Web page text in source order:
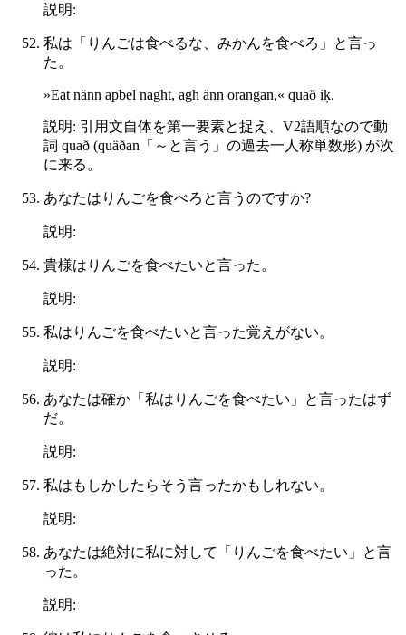
説明:
私は「りんごは食べるな、みかんを食べろ」と言っ
た。
»Eat nänn apbel naght, agh änn orangan,« quað iķ.
説明: 引用文自体を第一要素と捉え、V2語順なので動
詞 quað (quäðan「～と言う」の過去一人称単数形) が次
に来る。
あなたはりんごを食べろと言うのですか?
説明:
貴様はりんごを食べたいと言った。
説明:
私はりんごを食べたいと言った覚えがない。
説明:
あなたは確か「私はりんごを食べたい」と言ったはず
だ。
説明:
私はもしかしたらそう言ったかもしれない。
説明:
あなたは絶対に私に対して「りんごを食べたい」と言
った。
説明: